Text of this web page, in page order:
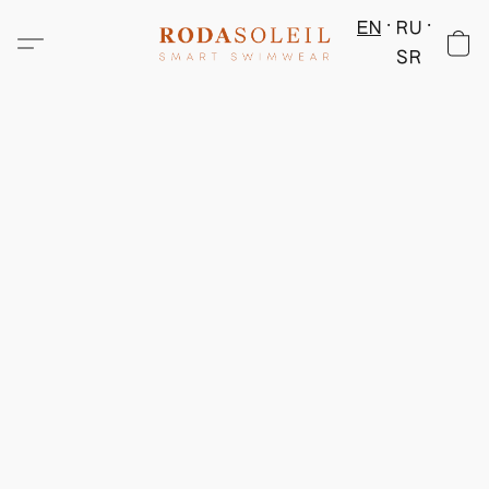
EN
RU
SR